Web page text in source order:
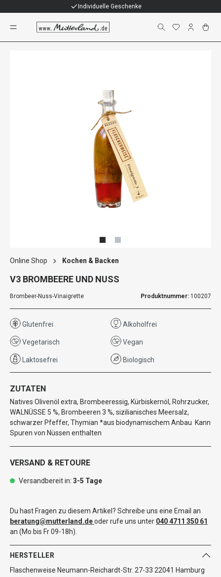
Individuelle Geschenke
Online Shop Kochen & Backen
V3 BROMBEERE UND NUSS
Brombeer-Nuss-Vinaigrette Produktnummer: 100207
Glutenfrei Alkoholfrei
Vegetarisch Vegan
Laktosefrei Biologisch
ZUTATEN
Natives Olivenöl extra, Brombeeressig, Kürbiskernöl, Rohrzucker,
WALNÜSSE 5 %, Brombeeren 3 %, sizilianisches Meersalz,
schwarzer Pfeffer, Thymian *aus biodynamischem Anbau Kann
Spuren von Nüssen enthalten
VERSAND & RETOURE
Versandbereit in: 3-5 Tage
Du hast Fragen zu diesem Artikel? Schreibe uns eine Email an
beratung@mutterland.deoder rufe uns unter 040 4711 350 61
an (Mo bis Fr 09-18h).
HERSTELLER
Flaschenweise Neumann-Reichardt-Str. 27-33 22041 Hamburg